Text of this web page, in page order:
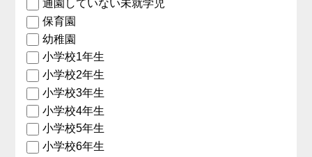
通園していない未就学児
保育園
幼稚園
小学校1年生
小学校2年生
小学校3年生
小学校4年生
小学校5年生
小学校6年生